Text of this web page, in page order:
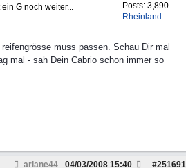
Posts: 3,890
Rheinland
G noch weiter...
muss passen. Schau Dir mal
mal - sah Dein Cabrio schon immer so
ariane44 #251691
04/03/2008 15:40